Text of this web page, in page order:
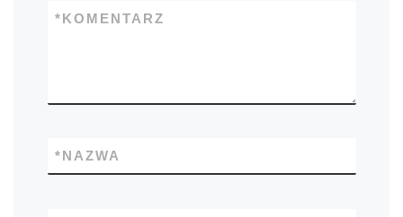
KOMENTARZ
*
NAZWA
*